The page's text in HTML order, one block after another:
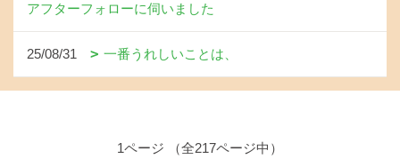
アフターフォローに伺いました
25/08/31 一番うれしいことは、
1ページ （全217ページ中）